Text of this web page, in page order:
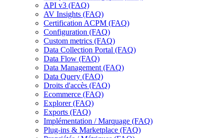
API v3 (FAQ)
AV Insights (FAQ)
Certification ACPM (FAQ)
Configuration (FAQ)
Custom metrics (FAQ)
Data Collection Portal (FAQ)
Data Flow (FAQ)
Data Management (FAQ)
Data Query (FAQ)
Droits d'accès (FAQ)
Ecommerce (FAQ)
Explorer (FAQ)
Exports (FAQ)
Implémentation / Marquage (FAQ)
Plug-ins & Marketplace (FAQ)